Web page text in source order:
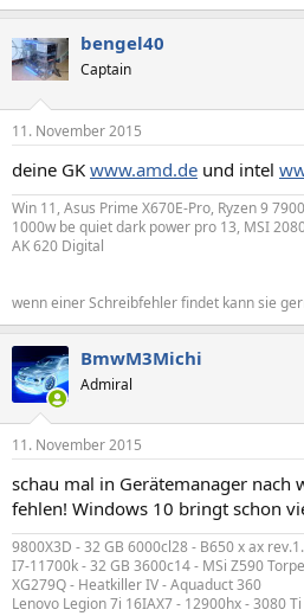
bengel40
Captain
11. November 2015
deine GK www.amd.de und intel
Win 11, Asus Prime X670E-Pro, Ryzen 9
1000w be quiet dark power pro 13, MSI
AK 620 Digital
wenn einer Schreibfehler findet kann sie
BmwM3Michi
Admiral
11. November 2015
schau mal in Gerätemanager nach
fehlen! Windows 10 bringt schon
9800X3D - 32 GB 6000cl28 - B650 x ax
I7-11700k - 32 GB 3600c14 - MSi Z590
XG279Q - Heatkiller IV - Aquaduct 360
Lenovo Legion 7i 16IAX7 - 12900hx - 3080 Ti